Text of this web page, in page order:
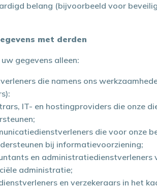
belang (bijvoorbeeld voor
met derden
gegevens alleen:
die namens ons
IT- en hostingproviders die onze
die voor onze
bij informatievoorziening;
en administratiedienstverleners
administratie;
en verzekeraars in het